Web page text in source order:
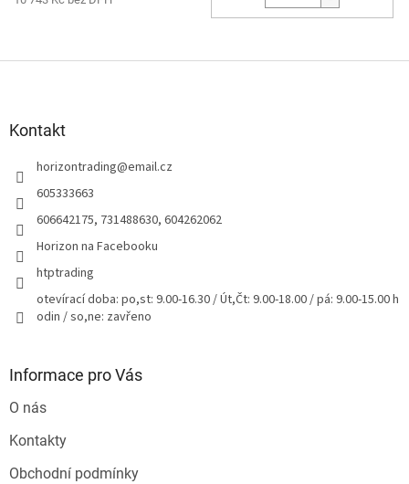
Kontakt
horizontrading@email.cz
605333663
606642175, 731488630, 604262062
Horizon na Facebooku
htptrading
otevírací doba: po,st: 9.00-16.30 / Út,Čt: 9.00-18.00 / pá: 9.00-15.00 h
odin / so,ne: zavřeno
Informace pro Vás
O nás
Kontakty
Obchodní podmínky